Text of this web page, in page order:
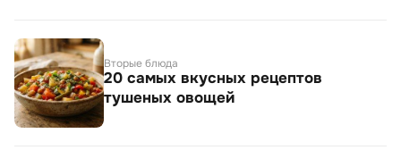
Вторые блюда
20 самых вкусных рецептов
тушеных овощей